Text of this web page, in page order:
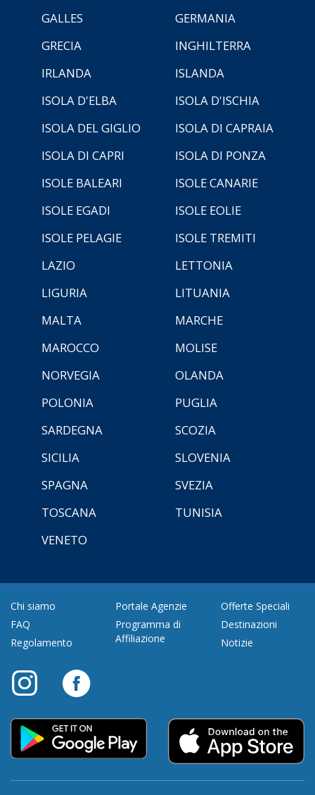
GALLES
GERMANIA
GRECIA
INGHILTERRA
IRLANDA
ISLANDA
ISOLA D'ELBA
ISOLA D'ISCHIA
ISOLA DEL GIGLIO
ISOLA DI CAPRAIA
ISOLA DI CAPRI
ISOLA DI PONZA
ISOLE BALEARI
ISOLE CANARIE
ISOLE EGADI
ISOLE EOLIE
ISOLE PELAGIE
ISOLE TREMITI
LAZIO
LETTONIA
LIGURIA
LITUANIA
MALTA
MARCHE
MAROCCO
MOLISE
NORVEGIA
OLANDA
POLONIA
PUGLIA
SARDEGNA
SCOZIA
SICILIA
SLOVENIA
SPAGNA
SVEZIA
TOSCANA
TUNISIA
VENETO
Chi siamo
FAQ
Regolamento
Portale Agenzie
Programma di
Affiliazione
Offerte Speciali
Destinazioni
Notizie